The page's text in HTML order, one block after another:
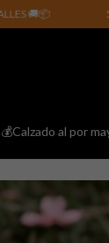
50% DE
💰Calzado al por